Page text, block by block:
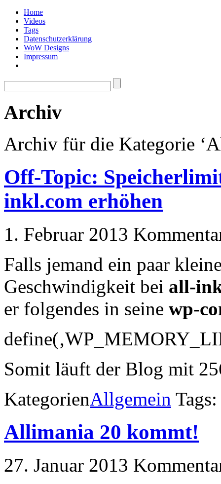
Home
Videos
Tags
Datenschutzerklärung
WoW Designs
Impressum
Archiv
Archiv für die Kategorie
Off-Topic:
inkl.com erhöhen
1. Februar 2013
Falls jemand ein paar
Geschwindigkeit bei all-
er folgendes in seine wp-
Somit läuft der Blog mit
KategorienAllgemein
Allimania 20 kommt!
27. Januar 2013